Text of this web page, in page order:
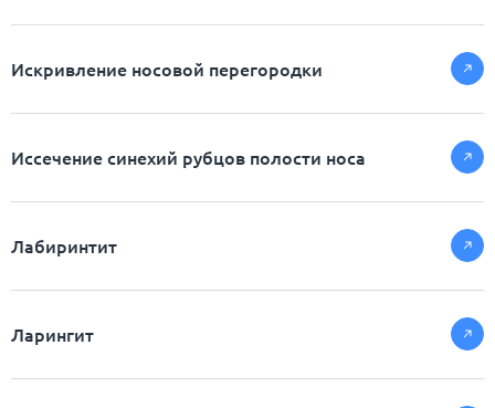
Искривление носовой перегородки
Иссечение синехий рубцов полости носа
Лабиринтит
Ларингит